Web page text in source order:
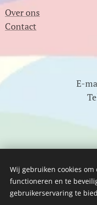
Over ons
Contact
E-
Wij gebruiken cookies
functioneren en te
gebruikerservaring te